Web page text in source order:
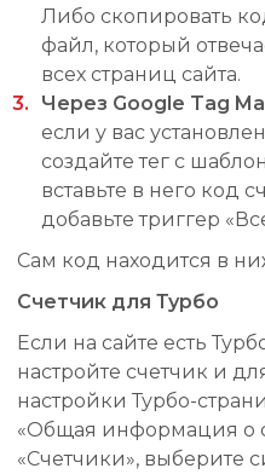
Либо скопировать
файл, который
всех страниц сайта.
Через Google Tag
если у вас
создайте тег с
вставьте в него код
добавьте триггер
Сам код находится в
Счетчик для Турбо
Если на сайте есть
настройте счетчик и
настройки Турбо-
«Общая информация о
«Счетчики», выберите